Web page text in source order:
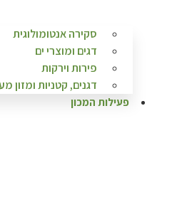
סקירה אנטומולוגית
דגים ומוצרי ים
פירות וירקות
דגנים, קטניות ומזון מעובד
פעילות המכון